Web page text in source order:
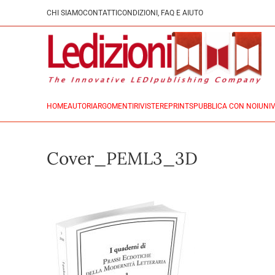
CHI SIAMOCONTATTI CONDIZIONI, FAQ E AIUTO
HOMEAUTORI ARGOMENTI RIVISTEREPRINTSPUBBLICA CON NOI
Cover_PEML3_3D